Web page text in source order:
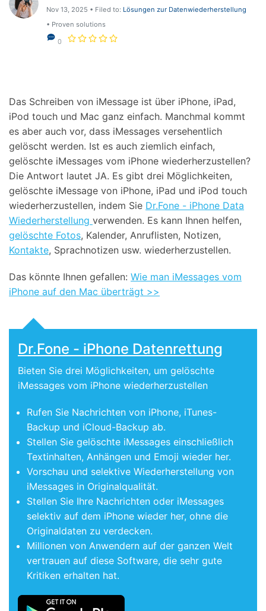
Support
DOWNLOAD Anmelden
Nov 13, 2025 • Filed to: Lösungen zur Datenwiederherstellung
• Proven solutions
0
Das Schreiben von iMessage ist über iPhone, iPad,
iPod touch und Mac ganz einfach. Manchmal kommt
es aber auch vor, dass iMessages versehentlich
gelöscht werden. Ist es auch ziemlich einfach,
gelöschte iMessages vom iPhone wiederherzustellen?
Die Antwort lautet JA. Es gibt drei Möglichkeiten,
gelöschte iMessage von iPhone, iPad und iPod touch
wiederherzustellen, indem Sie Dr.Fone - iPhone Data
Wiederherstellung verwenden. Es kann Ihnen helfen,
gelöschte Fotos, Kalender, Anruflisten, Notizen,
Kontakte, Sprachnotizen usw. wiederherzustellen.
Das könnte Ihnen gefallen: Wie man iMessages vom
iPhone auf den Mac überträgt >>
Dr.Fone - iPhone Datenrettung
Bieten Sie drei Möglichkeiten, um gelöschte
iMessages vom iPhone wiederherzustellen
Rufen Sie Nachrichten von iPhone, iTunes-
Backup und iCloud-Backup ab.
Stellen Sie gelöschte iMessages einschließlich
Textinhalten, Anhängen und Emoji wieder her.
Vorschau und selektive Wiederherstellung von
iMessages in Originalqualität.
Stellen Sie Ihre Nachrichten oder iMessages
selektiv auf dem iPhone wieder her, ohne die
Originaldaten zu verdecken.
Millionen von Anwendern auf der ganzen Welt
vertrauen auf diese Software, die sehr gute
Kritiken erhalten hat.